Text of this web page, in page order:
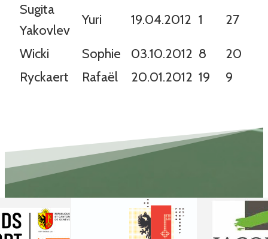
Sugita
Yakovlev
Yuri 19.04.2012 1 27
Wicki Sophie 03.10.2012 8
20
Ryckaert
Rafaël 20.01.2012 19 9